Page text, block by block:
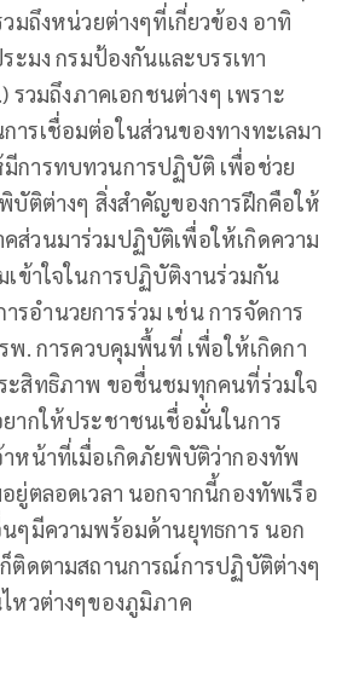
มถึงหน่วยต่างๆที่เกี่ยวข้อง อาทิ
ะมง กรมป้องกันและบรรเทา
รวมถึงภาคเอกชนต่างๆ เพราะ
ารเชื่อมต่อในส่วนของทางทะเลมา
การทบทวนการปฏิบัติ เพื่อช่วย
บัติต่างๆ สิ่งสำคัญของการฝึกคือให้
ส่วนมาร่วมปฏิบัติเพื่อให้เกิดความ
เข้าใจในการปฏิบัติงานร่วมกัน
รอำนวยการร่วม เช่น การจัดการ
พ. การควบคุมพื้นที่ เพื่อให้เกิดกา
ะสิทธิภาพ ขอชื่นชมทุกคนที่ร่วมใจ
ากให้ประชาชนเชื่อมั่นในการ
หน้าที่เมื่อเกิดภัยพิบัติว่ากองทัพ
ยู่ตลอดเวลา นอกจากนี้กองทัพเรือ
ๆมีความพร้อมด้านยุทธการ นอก
ติดตามสถานการณ์การปฏิบัติต่างๆ
หวต่างๆของภูมิภาค